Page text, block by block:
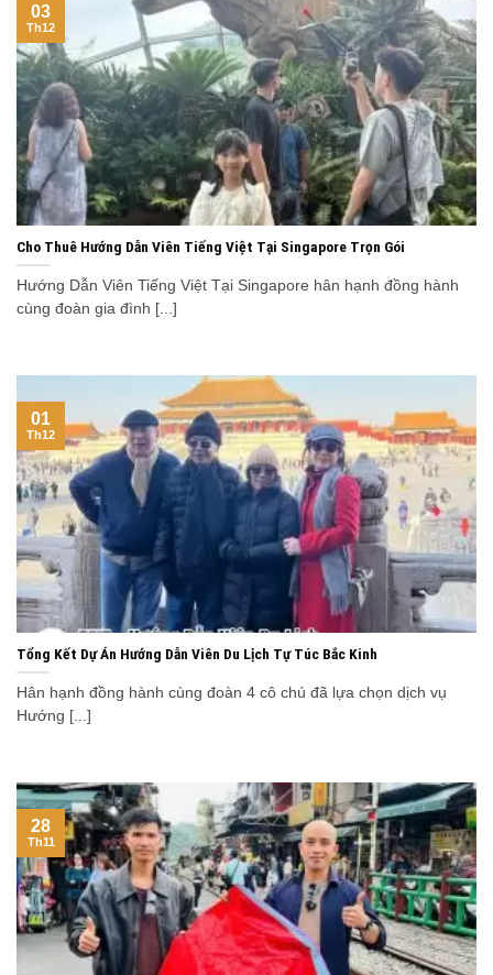
Cho Thuê Hướng Dẫn Viên Tiếng Việt Tại Singapore Trọn Gói
Hướng Dẫn Viên Tiếng Việt Tại Singapore hân hạnh đồng hành
cùng đoàn gia đình [...]
03
Th12
Tổng Kết Dự Án Hướng Dẫn Viên Du Lịch Tự Túc Bắc Kinh
Hân hạnh đồng hành cùng đoàn 4 cô chú đã lựa chọn dịch vụ
Hướng [...]
01
Th12
28
Th11